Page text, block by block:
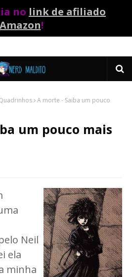
no link de afiliado
Amazon!
A morte - Saiba um pouco
um pouco mais
Neil
ela
minha